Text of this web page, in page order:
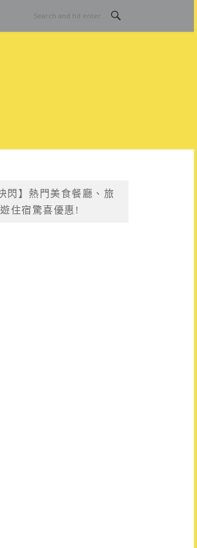
閃】熱門美食餐廳、旅
遊住宿驚喜優惠!